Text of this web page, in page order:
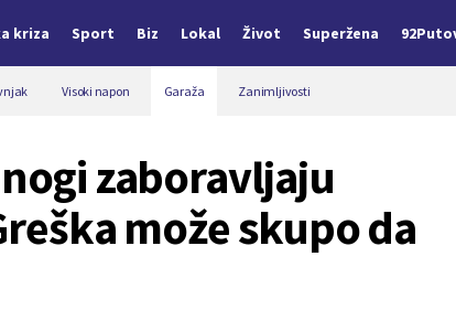
kriza Sport Biz Lokal Život Superžena
Visoki napon Garaža Zanimljivosti
zaboravljaju
može skupo da